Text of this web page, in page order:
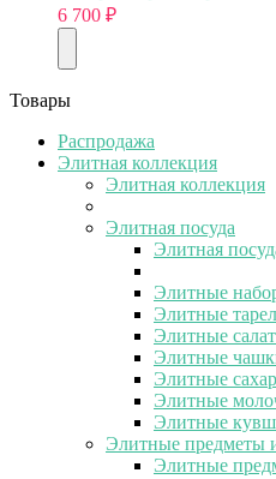
6 700 ₽
Товары
Распродажа
Элитная коллекция
Элитная коллекция
Элитная посуда
Элитная
Элитные
Элитные
Элитные
Элитные
Элитные
Элитные
Элитные
Элитные предметы
Элитные